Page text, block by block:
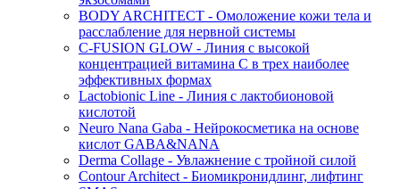
BODY ARCHITECT - Омоложение кожи тела и
расслабление для нервной системы
C-FUSION GLOW - Линия с высокой
концентрацией витамина C в трех наиболее
эффективных формах
Lactobionic Line - Линия с лактобионовой
кислотой
Neuro Nana Gaba - Нейрокосметика на основе
кислот GABA&NANA
Derma Collage - Увлажнение с тройной силой
Contour Architect - Биомикронидлинг, лифтинг